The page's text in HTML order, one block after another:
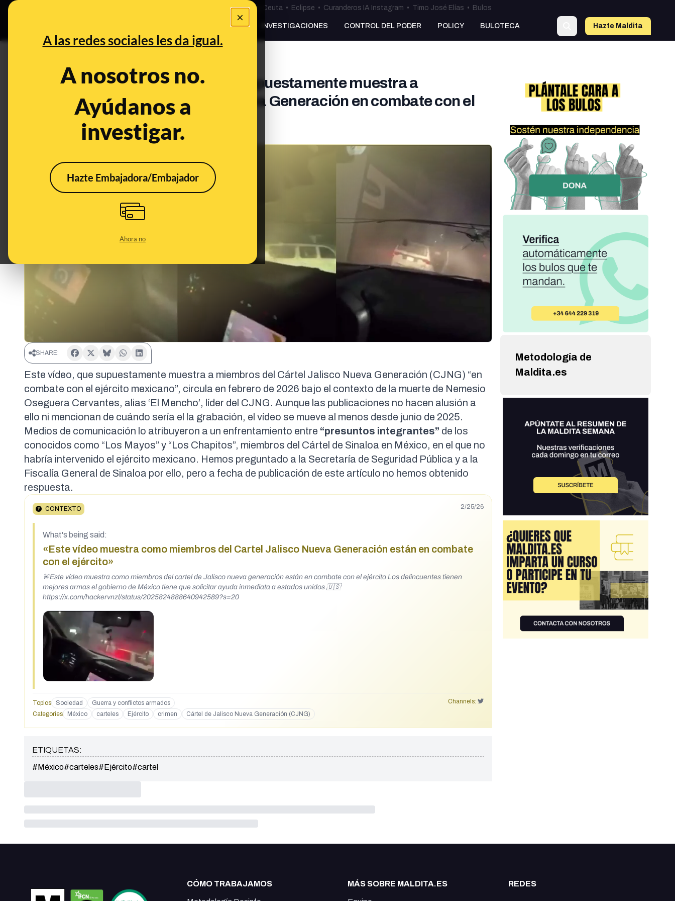
×
A las redes sociales les da igual.
A nosotros no.
Ayúdanos a
investigar.
Hazte Embajadora/Embajador
Ahora no
Especial Ceuta•Bulos Ceuta • Eclipse • Curanderos IA Instagram • Timo José Elías • Bulos
PREBUNKING INVESTIGACIONES CONTROL DEL PODER POLICY BULOTECA Hazte Maldita
Qué sabemos de este vídeo que supuestamente muestra a
"miembros del Cártel Jalisco Nueva Generación en combate con el
ejército mexicano"
Feb 25, 2026, 5:18:19 PM
CONTEXTO
SHARE:
Este vídeo, que supuestamente muestra a miembros del Cártel Jalisco Nueva Generación (CJNG) “en
combate con el ejército mexicano”, circula en febrero de 2026 bajo el contexto de la muerte de Nemesio
Oseguera Cervantes, alias ‘El Mencho’, líder del CJNG. Aunque las publicaciones no hacen alusión a
ello ni mencionan de cuándo sería el la grabación, el vídeo se mueve al menos desde junio de 2025.
Medios de comunicación lo atribuyeron a un enfrentamiento entre “presuntos integrantes” de los
conocidos como “Los Mayos” y “Los Chapitos”, miembros del Cártel de Sinaloa en México, en el que no
habría intervenido el ejército mexicano. Hemos preguntado a la Secretaría de Seguridad Pública y a la
Fiscalía General de Sinaloa por ello, pero a fecha de publicación de este artículo no hemos obtenido
respuesta.
CONTEXTO 2/25/26
What's being said:
«Este vídeo muestra como miembros del Cartel Jalisco Nueva Generación están en combate
con el ejército»
🚨Este vídeo muestra como miembros del cartel de Jalisco nueva generación están en combate con el ejército Los delincuentes tienen
mejores armas el gobierno de México tiene que solicitar ayuda inmediata a estados unidos 🇺🇸
https://x.com/hackervnzl/status/2025824888640942589?s=20
Topics Sociedad Guerra y conflictos armados
Channels:
Categories
México carteles Ejército crimen Cártel de Jalisco Nueva Generación (CJNG)
ETIQUETAS:
#México#carteles#Ejército#cartel
Metodología de
Maldita.es
CÓMO TRABAJAMOS MÁS SOBRE MALDITA.ES REDES